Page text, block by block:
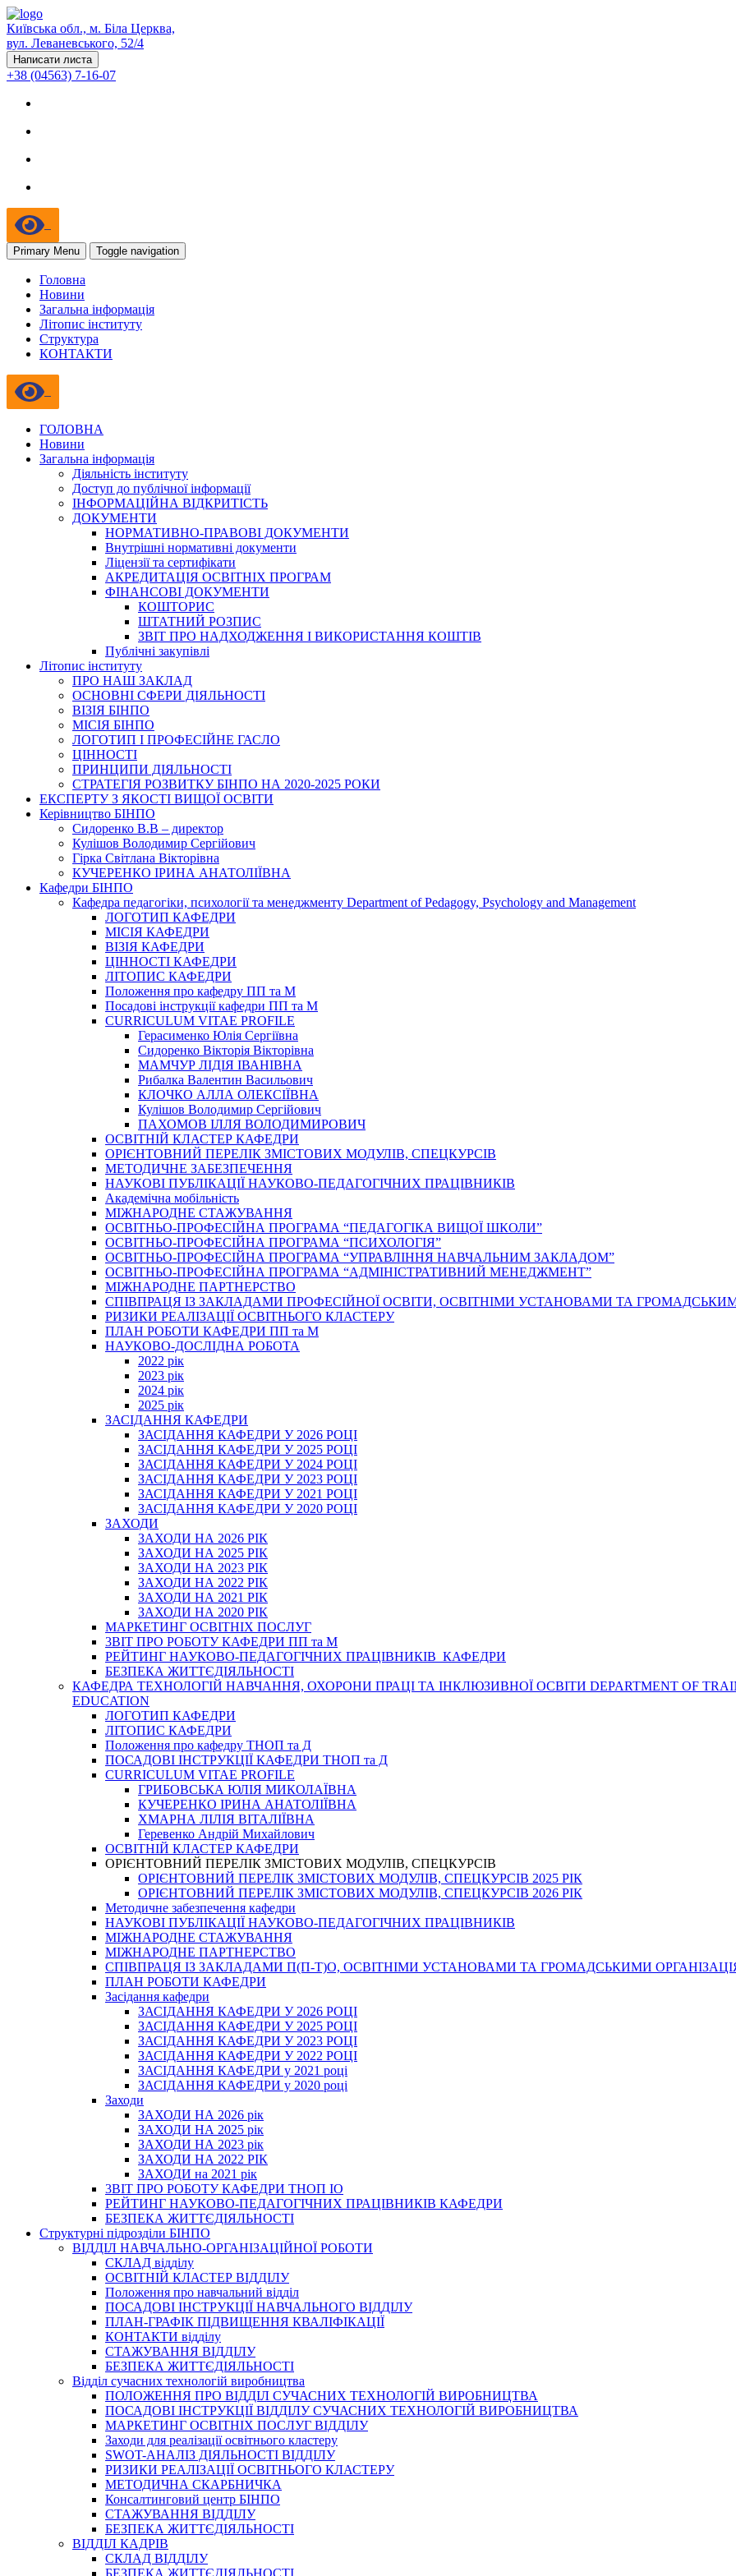
Київська обл., м. Біла Церква,
вул. Леваневського, 52/4
Написати листа
+38 (04563) 7-16-07
Primary Menu Toggle navigation
Головна
Новини
Загальна інформація
Літопис інституту
Структура
КОНТАКТИ
ГОЛОВНА
Новини
Загальна інформація
Діяльність інституту
Доступ до публічної інформації
ІНФОРМАЦІЙНА ВІДКРИТІСТЬ
ДОКУМЕНТИ
НОРМАТИВНО-ПРАВОВІ ДОКУМЕНТИ
Внутрішні нормативні документи
Ліцензії та сертифікати
АКРЕДИТАЦІЯ ОСВІТНІХ ПРОГРАМ
ФІНАНСОВІ ДОКУМЕНТИ
КОШТОРИС
ШТАТНИЙ РОЗПИС
ЗВІТ ПРО НАДХОДЖЕННЯ І ВИКОРИСТАННЯ КОШТІВ
Публічні закупівлі
Літопис інституту
ПРО НАШ ЗАКЛАД
ОСНОВНІ СФЕРИ ДІЯЛЬНОСТІ
ВІЗІЯ БІНПО
МІСІЯ БІНПО
ЛОГОТИП І ПРОФЕСІЙНЕ ГАСЛО
ЦІННОСТІ
ПРИНЦИПИ ДІЯЛЬНОСТІ
СТРАТЕГІЯ РОЗВИТКУ БІНПО НА 2020-2025 РОКИ
ЕКСПЕРТУ З ЯКОСТІ ВИЩОЇ ОСВІТИ
Керівництво БІНПО
Сидоренко В.В – директор
Кулішов Володимир Сергійович
Гірка Світлана Вікторівна
КУЧЕРЕНКО ІРИНА АНАТОЛІЇВНА
Кафедри БІНПО
Кафедра педагогіки, психології та менеджменту Department of Pedagogy, Psychology and Management
ЛОГОТИП КАФЕДРИ
МІСІЯ КАФЕДРИ
ВІЗІЯ КАФЕДРИ
ЦІННОСТІ КАФЕДРИ
ЛІТОПИС КАФЕДРИ
Положення про кафедру ПП та М
Посадові інструкції кафедри ПП та М
CURRICULUM VITAE PROFILE
Герасименко Юлія Сергіївна
Сидоренко Вікторія Вікторівна
МАМЧУР ЛІДІЯ ІВАНІВНА
Рибалка Валентин Васильович
КЛОЧКО АЛЛА ОЛЕКСІЇВНА
Кулішов Володимир Сергійович
ПАХОМОВ ІЛЛЯ ВОЛОДИМИРОВИЧ
ОСВІТНІЙ КЛАСТЕР КАФЕДРИ
ОРІЄНТОВНИЙ ПЕРЕЛІК ЗМІСТОВИХ МОДУЛІВ, СПЕЦКУРСІВ
МЕТОДИЧНЕ ЗАБЕЗПЕЧЕННЯ
НАУКОВІ ПУБЛІКАЦІЇ НАУКОВО-ПЕДАГОГІЧНИХ ПРАЦІВНИКІВ
Академічна мобільність
МІЖНАРОДНЕ СТАЖУВАННЯ
ОСВІТНЬО-ПРОФЕСІЙНА ПРОГРАМА “ПЕДАГОГІКА ВИЩОЇ ШКОЛИ”
ОСВІТНЬО-ПРОФЕСІЙНА ПРОГРАМА “ПСИХОЛОГІЯ”
ОСВІТНЬО-ПРОФЕСІЙНА ПРОГРАМА “УПРАВЛІННЯ НАВЧАЛЬНИМ ЗАКЛАДОМ”
ОСВІТНЬО-ПРОФЕСІЙНА ПРОГРАМА “АДМІНІСТРАТИВНИЙ МЕНЕДЖМЕНТ”
МІЖНАРОДНЕ ПАРТНЕРСТВО
СПІВПРАЦЯ ІЗ ЗАКЛАДАМИ ПРОФЕСІЙНОЇ ОСВІТИ, ОСВІТНІМИ УСТАНОВАМИ ТА
РИЗИКИ РЕАЛІЗАЦІЇ ОСВІТНЬОГО КЛАСТЕРУ
ПЛАН РОБОТИ КАФЕДРИ ПП та М
НАУКОВО-ДОСЛІДНА РОБОТА
2022 рік
2023 рік
2024 рік
2025 рік
ЗАСІДАННЯ КАФЕДРИ
ЗАСІДАННЯ КАФЕДРИ У 2026 РОЦІ
ЗАСІДАННЯ КАФЕДРИ У 2025 РОЦІ
ЗАСІДАННЯ КАФЕДРИ У 2024 РОЦІ
ЗАСІДАННЯ КАФЕДРИ У 2023 РОЦІ
ЗАСІДАННЯ КАФЕДРИ У 2021 РОЦІ
ЗАСІДАННЯ КАФЕДРИ У 2020 РОЦІ
ЗАХОДИ
ЗАХОДИ НА 2026 РІК
ЗАХОДИ НА 2025 РІК
ЗАХОДИ НА 2023 РІК
ЗАХОДИ НА 2022 РІК
ЗАХОДИ НА 2021 РІК
ЗАХОДИ НА 2020 РІК
МАРКЕТИНГ ОСВІТНІХ ПОСЛУГ
3BIT ПРО РОБОТУ КАФЕДРИ ПП та М
РЕЙТИНГ НАУКОВО-ПЕДАГОГІЧНИХ ПРАЦІВНИКІВ КАФЕДРИ
БЕЗПЕКА ЖИТТЄДІЯЛЬНОСТІ
КАФЕДРА ТЕХНОЛОГІЙ НАВЧАННЯ, ОХОРОНИ ПРАЦІ ТА ІНКЛЮЗИВНОЇ ОСВІТИ DEPARTMENT OF
EDUCATION
ЛОГОТИП КАФЕДРИ
ЛІТОПИС КАФЕДРИ
Положення про кафедру ТНОП та Д
ПОСАДОВІ ІНСТРУКЦІЇ КАФЕДРИ ТНОП та Д
CURRICULUM VITAE PROFILE
ГРИБОВСЬКА ЮЛІЯ МИКОЛАЇВНА
КУЧЕРЕНКО ІРИНА АНАТОЛІЇВНА
ХМАРНА ЛІЛІЯ ВІТАЛІЇВНА
Геревенко Андрій Михайлович
ОСВІТНІЙ КЛАСТЕР КАФЕДРИ
ОРІЄНТОВНИЙ ПЕРЕЛІК ЗМІСТОВИХ МОДУЛІВ, СПЕЦКУРСІВ
ОРІЄНТОВНИЙ ПЕРЕЛІК ЗМІСТОВИХ МОДУЛІВ, СПЕЦКУРСІВ 2025 РІК
ОРІЄНТОВНИЙ ПЕРЕЛІК ЗМІСТОВИХ МОДУЛІВ, СПЕЦКУРСІВ 2026 РІК
Методичне забезпечення кафедри
НАУКОВІ ПУБЛІКАЦІЇ НАУКОВО-ПЕДАГОГІЧНИХ ПРАЦІВНИКІВ
МІЖНАРОДНЕ СТАЖУВАННЯ
МІЖНАРОДНЕ ПАРТНЕРСТВО
СПІВПРАЦЯ ІЗ ЗАКЛАДАМИ П(П-Т)О, ОСВІТНІМИ УСТАНОВАМИ ТА ГРОМАДСЬКИМИ
ПЛАН РОБОТИ КАФЕДРИ
Засідання кафедри
ЗАСІДАННЯ КАФЕДРИ У 2026 РОЦІ
ЗАСІДАННЯ КАФЕДРИ У 2025 РОЦІ
ЗАСІДАННЯ КАФЕДРИ У 2023 РОЦІ
ЗАСІДАННЯ КАФЕДРИ У 2022 РОЦІ
ЗАСІДАННЯ КАФЕДРИ у 2021 році
ЗАСІДАННЯ КАФЕДРИ у 2020 році
Заходи
ЗАХОДИ НА 2026 рік
ЗАХОДИ НА 2025 рік
ЗАХОДИ НА 2023 рік
ЗАХОДИ НА 2022 РІК
ЗАХОДИ на 2021 рік
3BIT ПРО РОБОТУ КАФЕДРИ ТНОП ІО
РЕЙТИНГ НАУКОВО-ПЕДАГОГІЧНИХ ПРАЦІВНИКІВ КАФЕДРИ
БЕЗПЕКА ЖИТТЄДІЯЛЬНОСТІ
Структурні підрозділи БІНПО
ВІДДІЛ НАВЧАЛЬНО-ОРГАНІЗАЦІЙНОЇ РОБОТИ
СКЛАД відділу
ОСВІТНІЙ КЛАСТЕР ВІДДІЛУ
Положення про навчальний вiддiл
ПОСАДОВІ ІНСТРУКЦІЇ НАВЧАЛЬНОГО ВІДДІЛУ
ПЛАН-ГРАФІК ПІДВИЩЕННЯ КВАЛІФІКАЦІЇ
КОНТАКТИ відділу
СТАЖУВАННЯ ВІДДІЛУ
БЕЗПЕКА ЖИТТЄДІЯЛЬНОСТІ
Відділ сучасних технологій виробництва
ПОЛОЖЕННЯ ПРО ВІДДІЛ СУЧАСНИХ ТЕХНОЛОГІЙ ВИРОБНИЦТВА
ПОСАДОВІ ІНСТРУКЦІЇ ВІДДІЛУ СУЧАСНИХ ТЕХНОЛОГІЙ ВИРОБНИЦТВА
МАРКЕТИНГ ОСВІТНІХ ПОСЛУГ ВІДДІЛУ
Заходи для реалізації освітнього кластеру
SWOT-АНАЛІЗ ДІЯЛЬНОСТІ ВІДДІЛУ
РИЗИКИ РЕАЛІЗАЦІЇ ОСВІТНЬОГО КЛАСТЕРУ
МЕТОДИЧНА СКАРБНИЧКА
Консалтинговий центр БІНПО
СТАЖУВАННЯ ВІДДІЛУ
БЕЗПЕКА ЖИТТЄДІЯЛЬНОСТІ
ВІДДІЛ КАДРІВ
СКЛАД ВІДДІЛУ
БЕЗПЕКА ЖИТТЄДІЯЛЬНОСТІ